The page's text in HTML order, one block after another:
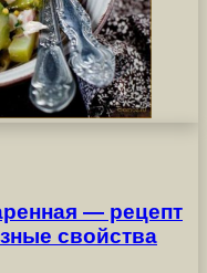
— рецепт
свойства